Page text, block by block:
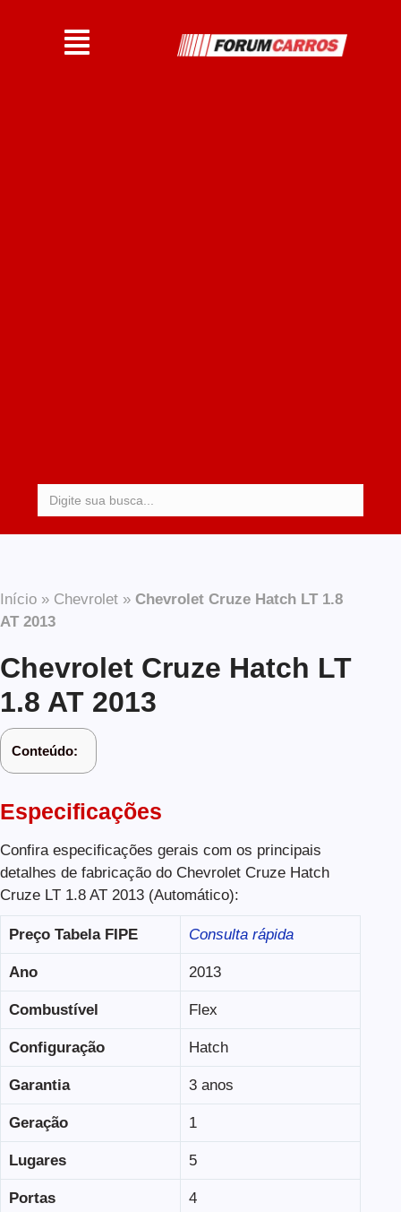
Início » Chevrolet » Chevrolet Cruze Hatch LT 1.8
AT 2013
Chevrolet Cruze Hatch LT
1.8 AT 2013
Conteúdo:
Especificações
Confira especificações gerais com os principais
detalhes de fabricação do Chevrolet Cruze Hatch
Cruze LT 1.8 AT 2013 (Automático):
Preço Tabela FIPE Consulta rápida
Ano 2013
Combustível Flex
Configuração Hatch
Garantia 3 anos
Geração 1
Lugares 5
Portas 4